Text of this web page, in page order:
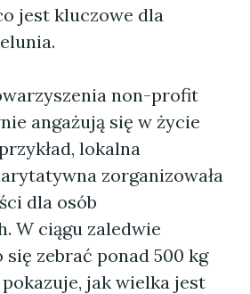
jest kluczowe dla
non-profit
angażują się w życie
lokalna
zorganizowała
dla osób
W ciągu zaledwie
się zebrać ponad 500 kg
jak wielka jest